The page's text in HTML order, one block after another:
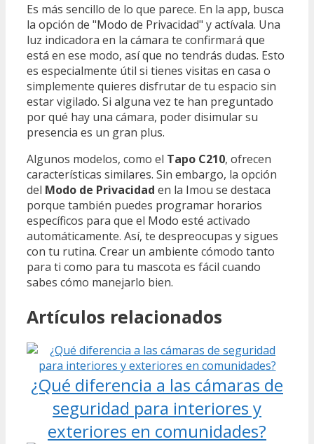
Es más sencillo de lo que parece. En la app, busca
la opción de "Modo de Privacidad" y actívala. Una
luz indicadora en la cámara te confirmará que
está en ese modo, así que no tendrás dudas. Esto
es especialmente útil si tienes visitas en casa o
simplemente quieres disfrutar de tu espacio sin
estar vigilado. Si alguna vez te han preguntado
por qué hay una cámara, poder disimular su
presencia es un gran plus.
Algunos modelos, como el Tapo C210, ofrecen
características similares. Sin embargo, la opción
del Modo de Privacidad en la Imou se destaca
porque también puedes programar horarios
específicos para que el Modo esté activado
automáticamente. Así, te despreocupas y sigues
con tu rutina. Crear un ambiente cómodo tanto
para ti como para tu mascota es fácil cuando
sabes cómo manejarlo bien.
Artículos relacionados
¿Qué diferencia a las cámaras de
seguridad para interiores y
exteriores en comunidades?